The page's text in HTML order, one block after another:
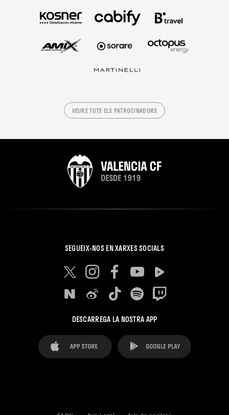
VEURE TOTS ELS PATROCINADORS
SEGUEIX-NOS EN XARXES SOCIALS
DESCARREGA LA NOSTRA APP